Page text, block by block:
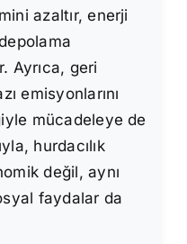
azaltır, enerji
Ayrıca, geri
emisyonlarını
mücadeleye de
hurdacılık
değil, aynı
faydalar da